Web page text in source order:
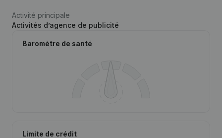
Activité principale
Activités d’agence de publicité
Baromètre de santé
Limite de crédit